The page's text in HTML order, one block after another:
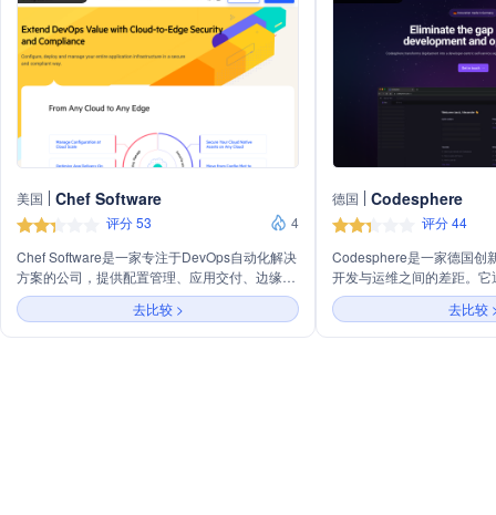
美国 Chef Software
评分 53
4
Chef Software是一家专注于DevOps自动化解决
方案的公司，提供配置管理、应用交付、边缘管
理等产品，旨在帮助企业在云到边缘的范围内安
全合规地配置、部署和管理整个应用基础设施。
去比较 >
德国 Codesphere
评分 44
Codesphere是一家德国创
开发与运维之间的差距。
开发者为中心的自助服务
成本。Codesphere支持云
署，无供应商锁定，适应
去比较